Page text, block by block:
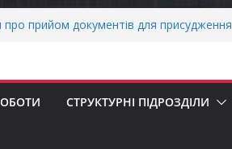
прийом документів для присудження
СТРУКТУРНІ ПІДРОЗДІЛИ